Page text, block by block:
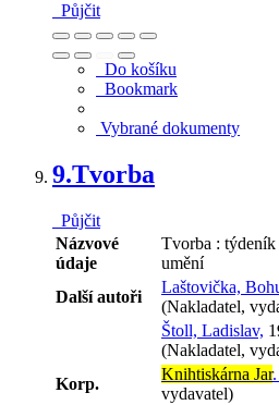
Půjčit
Do košíku
Bookmark
Vybrané dokumenty
9.Tvorba
Půjčit
Názvové
údaje
Tvorba :
umění
Další autoři
Laštovička,
(Nakladatel,
Štoll, Ladislav,
(Nakladatel,
Korp.
Knihtiskárna Jar.
vydavatel)